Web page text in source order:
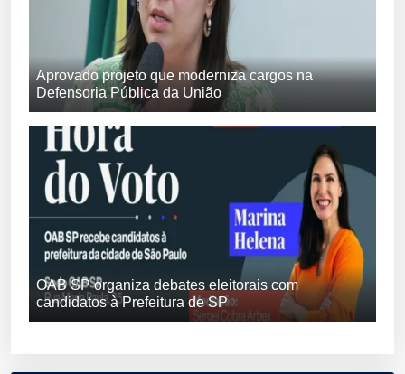
Aprovado projeto que moderniza cargos na
Defensoria Pública da União
OAB SP organiza debates eleitorais com
candidatos à Prefeitura de SP